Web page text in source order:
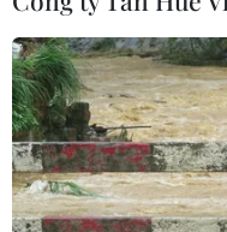
NAPAS và KiotViet
hệ sinh thái thanh
06/08/2026 14:03
BIDV chốt ngày chia
phiếu, tăng vốn điều